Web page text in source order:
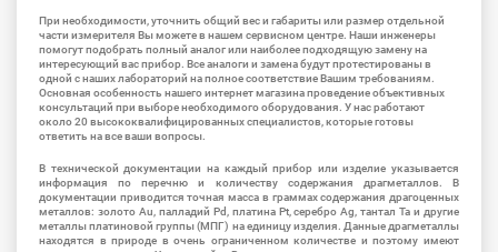
При необходимости, уточнить общий вес и габариты или размер отдельной
части измерителя Вы можете в нашем сервисном центре. Наши инженеры
помогут подобрать полный аналог или наиболее подходящую замену на
интересующий вас прибор. Все аналоги и замена будут протестированы в
одной с наших лабораторий на полное соответствие Вашим требованиям.
Основная особенность нашего интернет магазина проведение объективных
консультаций при выборе необходимого оборудования. У нас работают
около 20 высококвалифицированных специалистов, которые готовы
ответить на все ваши вопросы.
В технической документации на каждый прибор или изделие указывается
информация по перечню и количеству содержания драгметаллов. В
документации приводится точная масса в граммах содержания драгоценных
металлов: золото Au, палладий Pd, платина Pt, серебро Ag, тантал Ta и другие
металлы платиновой группы (МПГ) на единицу изделия. Данные драгметаллы
находятся в природе в очень ограниченном количестве и поэтому имеют